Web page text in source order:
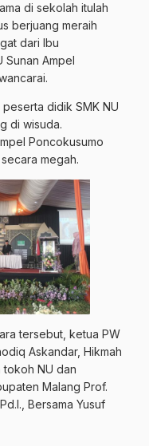
di sekolah itulah
berjuang meraih
dari Ibu
Sunan Ampel
didik SMK NU
di wisuda.
Poncokusumo
megah.
tersebut, ketua PW
Askandar, Hikmah
tokoh NU dan
Malang Prof.
Bersama Yusuf